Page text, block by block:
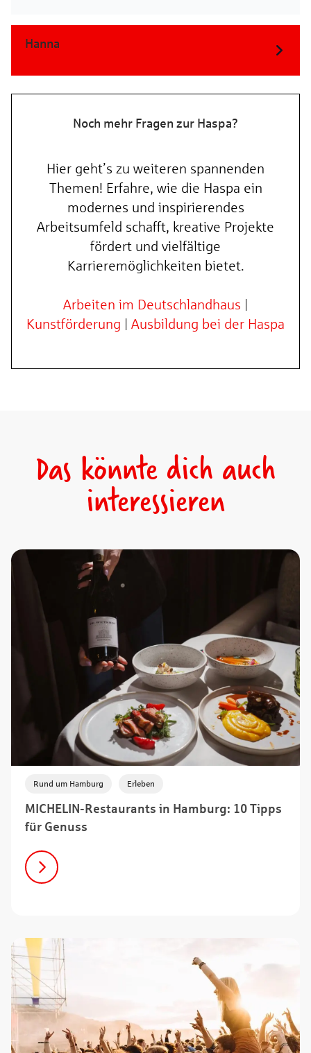
Hanna
Noch mehr Fragen zur Haspa?
Hier geht’s zu weiteren spannenden
Themen! Erfahre, wie die Haspa ein
modernes und inspirierendes
Arbeitsumfeld schafft, kreative Projekte
fördert und vielfältige
Karrieremöglichkeiten bietet.
Arbeiten im Deutschlandhaus |
Kunstförderung | Ausbildung bei der Haspa
Das könnte dich auch
interessieren
MICHELIN-Restaurants in Hamburg: 10 Tipps
für Genuss
Rund um Hamburg Erleben